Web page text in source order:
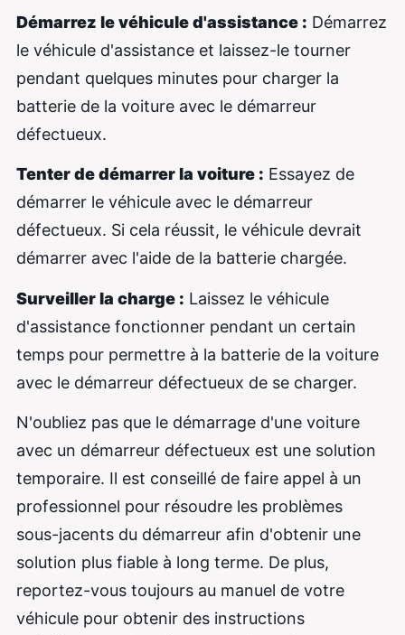
Démarrez le véhicule d'assistance : Démarrez
le véhicule d'assistance et laissez-le tourner
pendant quelques minutes pour charger la
batterie de la voiture avec le démarreur
défectueux.
Tenter de démarrer la voiture : Essayez de
démarrer le véhicule avec le démarreur
défectueux. Si cela réussit, le véhicule devrait
démarrer avec l'aide de la batterie chargée.
Surveiller la charge : Laissez le véhicule
d'assistance fonctionner pendant un certain
temps pour permettre à la batterie de la voiture
avec le démarreur défectueux de se charger.
N'oubliez pas que le démarrage d'une voiture
avec un démarreur défectueux est une solution
temporaire. Il est conseillé de faire appel à un
professionnel pour résoudre les problèmes
sous-jacents du démarreur afin d'obtenir une
solution plus fiable à long terme. De plus,
reportez-vous toujours au manuel de votre
véhicule pour obtenir des instructions